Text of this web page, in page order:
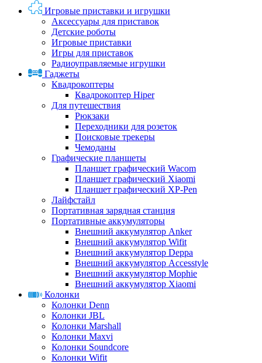
Игровые приставки и игрушки
Аксессуары для приставок
Детские роботы
Игровые приставки
Игры для приставок
Радиоуправляемые игрушки
Гаджеты
Квадрокоптеры
Квадрокоптер Hiper
Для путешествия
Рюкзаки
Переходники для розеток
Поисковые трекеры
Чемоданы
Графические планшеты
Планшет графический Wacom
Планшет графический Xiaomi
Планшет графический XP-Pen
Лайфстайл
Портативная зарядная станция
Портативные аккумуляторы
Внешний аккумулятор Anker
Внешний аккумулятор Wifit
Внешний аккумулятор Deppa
Внешний аккумулятор Accesstyle
Внешний аккумулятор Mophie
Внешний аккумулятор Xiaomi
Колонки
Колонки Denn
Колонки JBL
Колонки Marshall
Колонки Maxvi
Колонки Soundcore
Колонки Wifit